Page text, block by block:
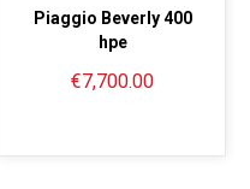
Piaggio Beverly 400
hpe
€7,700.00